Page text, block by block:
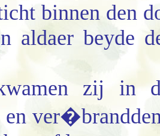
binnen den
aldaer beyde
zij in